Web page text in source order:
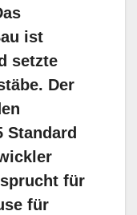
ist
setzte
Der
Standard
für
für